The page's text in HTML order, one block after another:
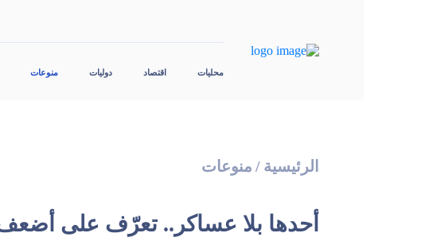
محليات اقتصاد دوليات منوعات
الرئيسية / منوعات
أحدها بلا عساكر.. تعرّف على أضعف